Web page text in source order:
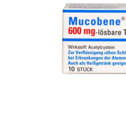
mehrere Tage fortgeführt
Wochen nicht überschreiten.
Wirkstoffextrakt aus der
von Pflanzen aus organisch-
strengen Qualitätskriterien
Kinder ab 1 Jahr erhältlich.